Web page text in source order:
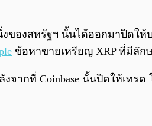
งของสหรัฐฯ นั้นได้ออกมาปิดใ
ข้อหาขายเหรียญ XRP ที่มีลั
งจากที่ Coinbase นั้นปิดให้เทร